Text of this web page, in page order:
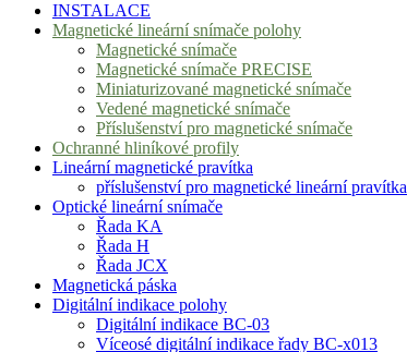
INSTALACE
Magnetické lineární snímače polohy
Magnetické snímače
Magnetické snímače PRECISE
Miniaturizované magnetické snímače
Vedené magnetické snímače
Příslušenství pro magnetické snímače
Ochranné hliníkové profily
Lineární magnetické pravítka
příslušenství pro magnetické lineární pravítka
Optické lineární snímače
Řada KA
Řada H
Řada JCX
Magnetická páska
Digitální indikace polohy
Digitální indikace BC-03
Víceosé digitální indikace řady BC-x013